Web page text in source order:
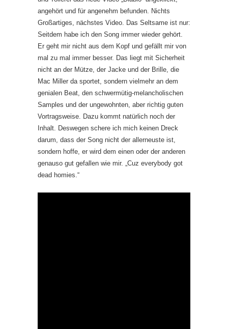
angehört und für angenehm befunden. Nichts
Großartiges, nächstes Video. Das Seltsame ist nur:
Seitdem habe ich den Song immer wieder gehört.
Er geht mir nicht aus dem Kopf und gefällt mir von
mal zu mal immer besser. Das liegt mit Sicherheit
nicht an der Mütze, der Jacke und der Brille, die
Mac Miller da sportet, sondern vielmehr an dem
genialen Beat, den schwermütig-melancholischen
Samples und der ungewohnten, aber richtig guten
Vortragsweise. Dazu kommt natürlich noch der
Inhalt. Deswegen schere ich mich keinen Dreck
darum, dass der Song nicht der allerneuste ist,
sondern hoffe, er wird dem einen oder der anderen
genauso gut gefallen wie mir. „Cuz everybody got
dead homies.“